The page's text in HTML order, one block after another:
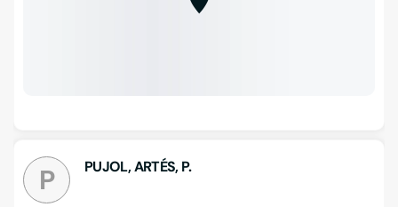
P PUJOL, ARTÉS, P.